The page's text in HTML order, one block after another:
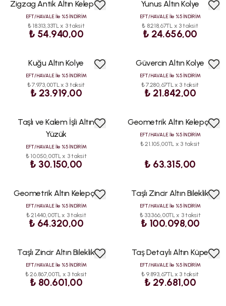
Zigzag Antik Altın Kelepçe
EFT/HAVALE İle %5 İNDİRİM
₺ 18.313,33TL x 3 taksit
₺ 54.940,00
Yunus Altın Kolye
EFT/HAVALE İle %5 İNDİRİM
₺ 8.218,67TL x 3 taksit
₺ 24.656,00
Kuğu Altın Kolye
EFT/HAVALE İle %5 İNDİRİM
₺ 7.973,00TL x 3 taksit
₺ 23.919,00
Güvercin Altın Kolye
EFT/HAVALE İle %5 İNDİRİM
₺ 7.280,67TL x 3 taksit
₺ 21.842,00
Taşlı ve Kalem İşli Altın
Yüzük
EFT/HAVALE İle %5 İNDİRİM
₺ 10.050,00TL x 3 taksit
₺ 30.150,00
Geometrik Altın Kelepçe
EFT/HAVALE İle %5 İNDİRİM
₺ 21.105,00TL x 3 taksit
₺ 63.315,00
Geometrik Altın Kelepçe
EFT/HAVALE İle %5 İNDİRİM
₺ 21.440,00TL x 3 taksit
₺ 64.320,00
Taşlı Zincir Altın Bileklik
EFT/HAVALE İle %5 İNDİRİM
₺ 33.366,00TL x 3 taksit
₺ 100.098,00
Taşlı Zincir Altın Bileklik
EFT/HAVALE İle %5 İNDİRİM
₺ 26.867,00TL x 3 taksit
₺ 80.601,00
Taş Detaylı Altın Küpe
EFT/HAVALE İle %5 İNDİRİM
₺ 9.893,67TL x 3 taksit
₺ 29.681,00